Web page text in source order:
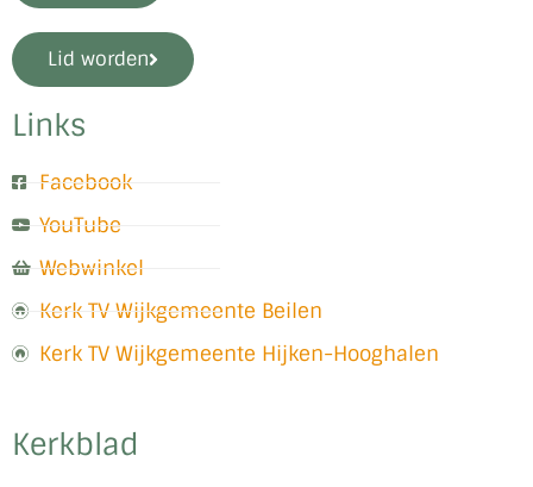
Lid worden
Links
Facebook
YouTube
Webwinkel
Kerk TV Wijkgemeente Beilen
Kerk TV Wijkgemeente Hijken-Hooghalen
Kerkblad